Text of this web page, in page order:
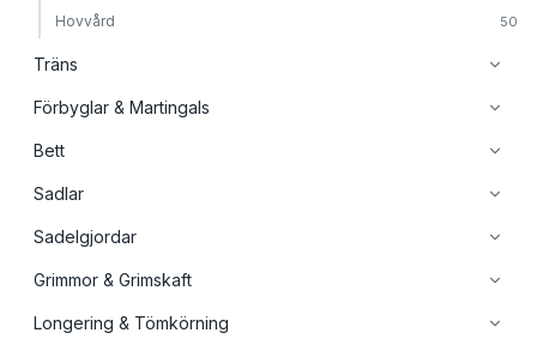
Hovvård 50
Träns
Förbyglar & Martingals
Bett
Sadlar
Sadelgjordar
Grimmor & Grimskaft
Longering & Tömkörning